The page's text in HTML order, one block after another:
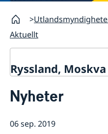
Aktuellt
Ryssland, Moskva
Kontakt
Vi är en resurs för
Aktuellt
Nyheter
06 sep. 2019